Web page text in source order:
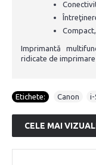
Imprimantă
ridicate de
Etichete: Canon i-
CELE MAI